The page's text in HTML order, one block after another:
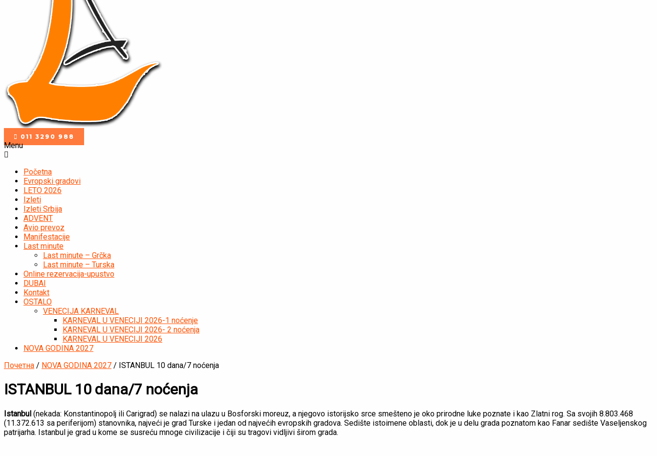
011 3290 988
Menu
Početna
Evropski gradovi
LETO 2026
Izleti
Izleti Srbija
ADVENT
Avio prevoz
Manifestacije
Last minute
Last minute – Grčka
Last minute – Turska
Online rezervacija-upustvo
DUBAI
Kontakt
OSTALO
VENECIJA KARNEVAL
KARNEVAL U VENECIJI 2026-1 noćenje
KARNEVAL U VENECIJI 2026- 2 noćenja
KARNEVAL U VENECIJI 2026
NOVA GODINA 2027
Почетна / NOVA GODINA 2027 / ISTANBUL 10 dana/7 noćenja
ISTANBUL 10 dana/7 noćenja
Istanbul (nekada: Konstantinopolj ili Carigrad) se nalazi na ulazu u Bosforski moreuz, a njegovo istorijsko srce smešteno je oko prirodne luke poznate i kao Zlatni rog. Sa svojih 8.803.468
(11.372.613 sa periferijom) stanovnika, najveći je grad Turske i jedan od najvećih evropskih gradova. Sedište istoimene oblasti, dok je u delu grada poznatom kao Fanar sedište Vaseljenskog
patrijarha. Istanbul je grad u kome se susreću mnoge civilizacije i čiji su tragovi vidljivi širom grada.